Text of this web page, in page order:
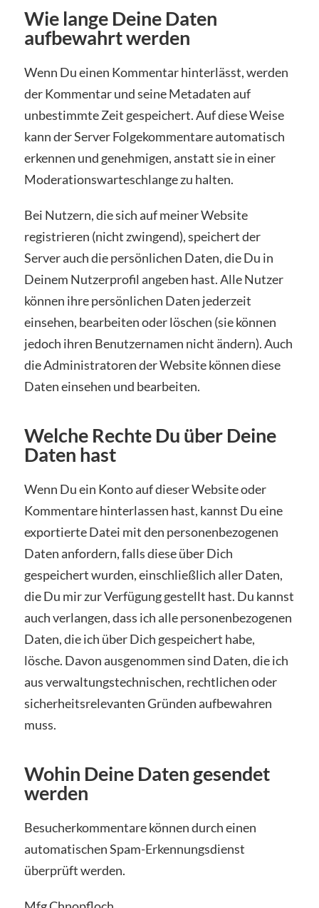
Wie lange Deine Daten
aufbewahrt werden
Wenn Du einen Kommentar hinterlässt, werden
der Kommentar und seine Metadaten auf
unbestimmte Zeit gespeichert. Auf diese Weise
kann der Server Folgekommentare automatisch
erkennen und genehmigen, anstatt sie in einer
Moderationswarteschlange zu halten.
Bei Nutzern, die sich auf meiner Website
registrieren (nicht zwingend), speichert der
Server auch die persönlichen Daten, die Du in
Deinem Nutzerprofil angeben hast. Alle Nutzer
können ihre persönlichen Daten jederzeit
einsehen, bearbeiten oder löschen (sie können
jedoch ihren Benutzernamen nicht ändern). Auch
die Administratoren der Website können diese
Daten einsehen und bearbeiten.
Welche Rechte Du über Deine
Daten hast
Wenn Du ein Konto auf dieser Website oder
Kommentare hinterlassen hast, kannst Du eine
exportierte Datei mit den personenbezogenen
Daten anfordern, falls diese über Dich
gespeichert wurden, einschließlich aller Daten,
die Du mir zur Verfügung gestellt hast. Du kannst
auch verlangen, dass ich alle personenbezogenen
Daten, die ich über Dich gespeichert habe,
lösche. Davon ausgenommen sind Daten, die ich
aus verwaltungstechnischen, rechtlichen oder
sicherheitsrelevanten Gründen aufbewahren
muss.
Wohin Deine Daten gesendet
werden
Besucherkommentare können durch einen
automatischen Spam-Erkennungsdienst
überprüft werden.